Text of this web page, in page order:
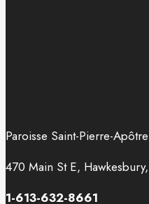
Paroisse Saint-Pierre-
470 Main St E,
1-613-632-8661